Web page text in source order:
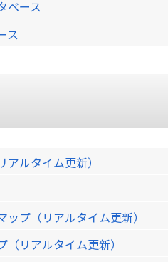
ベース
ス
ルタイム更新）
プ（リアルタイム更新）
リアルタイム更新）